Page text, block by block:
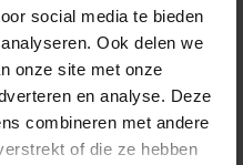
social media te bieden
Ook delen we
onze site met onze
en analyse. Deze
combineren met andere
of die ze hebben